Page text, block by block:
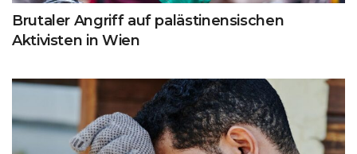
Brutaler Angriff auf palästinensischen
Aktivisten in Wien